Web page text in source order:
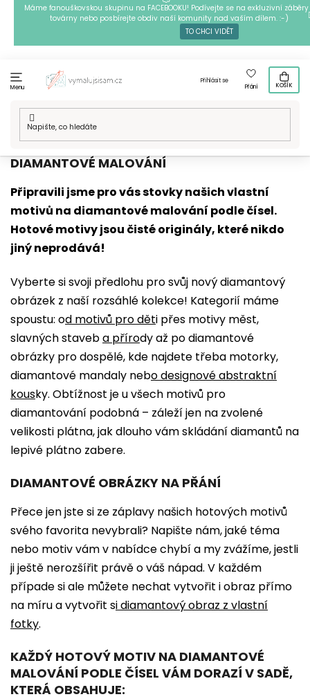
Přejít
obsah
Máme fanouškovskou skupinu na FACEBOOKU! Podívejte se na exkluzivní záběry
továrny nebo posbírejte obdiv naší komunity nad vaším dílem. :-)
TO CHCI VIDĚT
Menu
Přihlásit se
Přání
KOŠÍK
Domů
Techniky / Diamantové malování
DIAMANTOVÉ MALOVÁNÍ
Připravili jsme pro vás stovky našich vlastní
motivů na diamantové malování podle čísel.
Hotové motivy jsou čisté originály, které nikdo
jiný neprodává!
Vyberte si svoji předlohu pro svůj nový diamantový
obrázek z naší rozsáhlé kolekce! Kategorií máme
spoustu: od motivů pro děti přes motivy měst,
slavných staveba přírodyaž po diamantové
obrázky pro dospělé, kde najdete třeba motorky,
diamantové mandaly nebodesignové abstraktní
kousky. Obtížnost je u všech motivů pro
diamantování podobná – záleží jen na zvolené
velikosti plátna, jak dlouho vám skládání diamantů na
lepivé plátno zabere.
DIAMANTOVÉ OBRÁZKY NA PŘÁNÍ
Přece jen jste si ze záplavy našich hotových motivů
svého favorita nevybrali? Napište nám, jaké téma
nebo motiv vám v nabídce chybí a my zvážíme, jestli
ji ještě nerozšířit právě o váš nápad. V každém
případe si ale můžete nechat vytvořit i obraz přímo
na míru a vytvořit sidiamantový obraz z vlastní
fotky.
KAŽDÝ HOTOVÝ MOTIV NA DIAMANTOVÉ
MALOVÁNÍ PODLE ČÍSEL VÁM DORAZÍ V SADĚ,
KTERÁ OBSAHUJE: